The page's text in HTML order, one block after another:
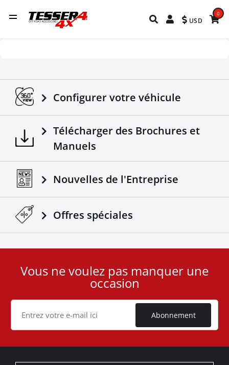
USD
0
Configurer votre véhicule
Télécharger des Brochures et
Manuels
Nouvelles de l'Entreprise
Offres spéciales
User
Cookie
Vous ne voulez pas manquer une
occasion
Abonnement